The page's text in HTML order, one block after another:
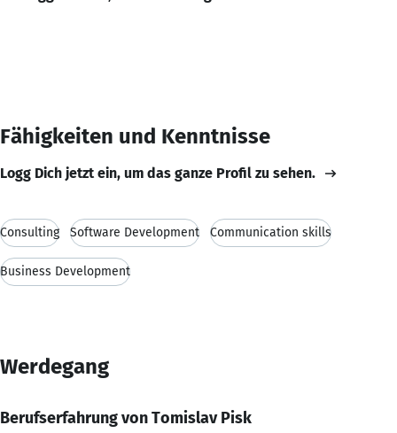
Fähigkeiten und Kenntnisse
Logg Dich jetzt ein, um das ganze Profil zu sehen.
Consulting Software Development Communication skills
Business Development
Werdegang
Berufserfahrung von Tomislav Pisk